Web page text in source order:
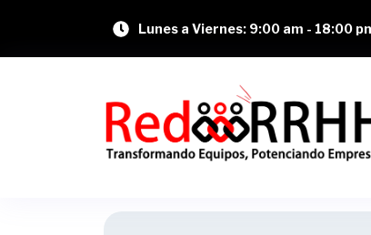
Lunes a Viernes: 9:00 am - 18:00